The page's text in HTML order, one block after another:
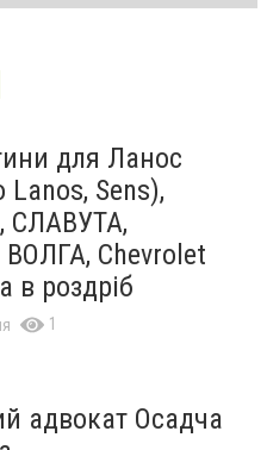
для Ланос
Lanos, Sens),
СЛАВУТА,
Chevrolet
в роздріб
1
адвокат Осадча